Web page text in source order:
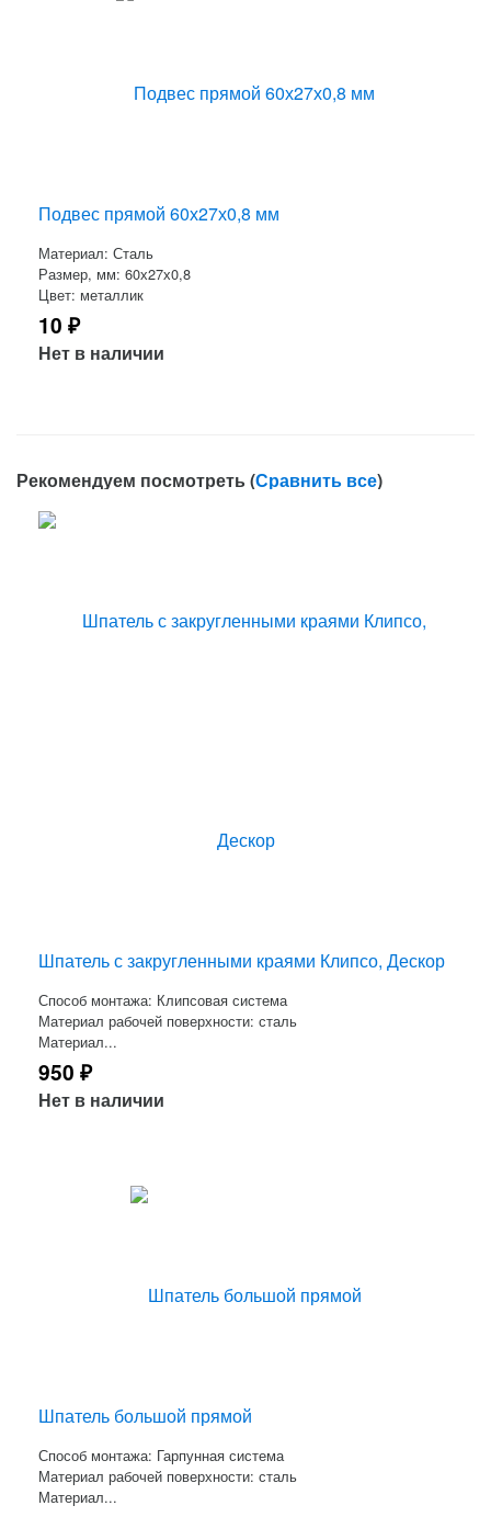
Подвес прямой 60х27х0,8 мм
Материал: Сталь
Размер, мм: 60х27х0,8
Цвет: металлик
10 ₽
Нет в наличии
Рекомендуем посмотреть (Сравнить все)
Шпатель с закругленными краями Клипсо, Дескор
Способ монтажа: Клипсовая система
Материал рабочей поверхности: сталь
Материал...
950 ₽
Нет в наличии
Шпатель большой прямой
Способ монтажа: Гарпунная система
Материал рабочей поверхности: сталь
Материал...